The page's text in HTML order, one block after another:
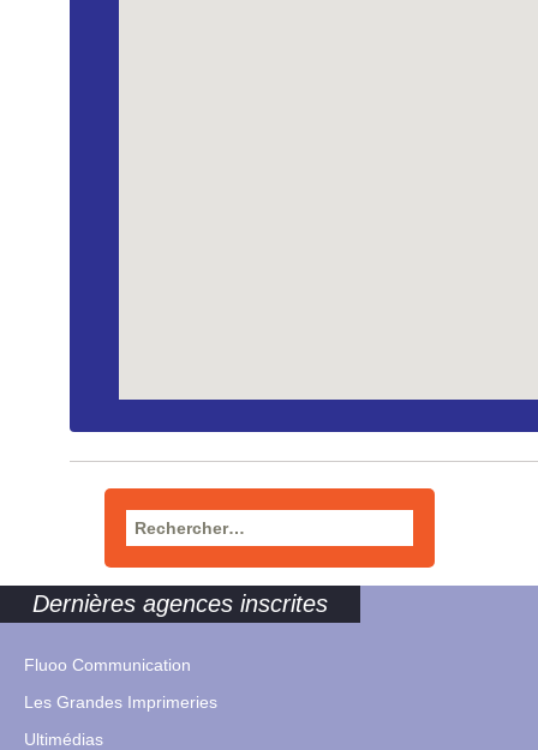
Rechercher :
Dernières agences inscrites
Fluoo Communication
Les Grandes Imprimeries
Ultimédias